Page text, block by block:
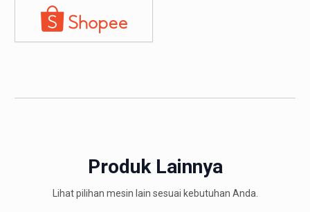
Produk Lainnya
Lihat pilihan mesin lain sesuai kebutuhan Anda.